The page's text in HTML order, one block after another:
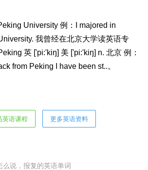
University 例：I majored in
我曾经在北京大学读英语专
英 ['pi:'kiŋ] 美 ['pi:'kiŋ] n. 北京 例：
from Peking I have been st..。
英语课程 更多英语资料
么说，报复的英语单词